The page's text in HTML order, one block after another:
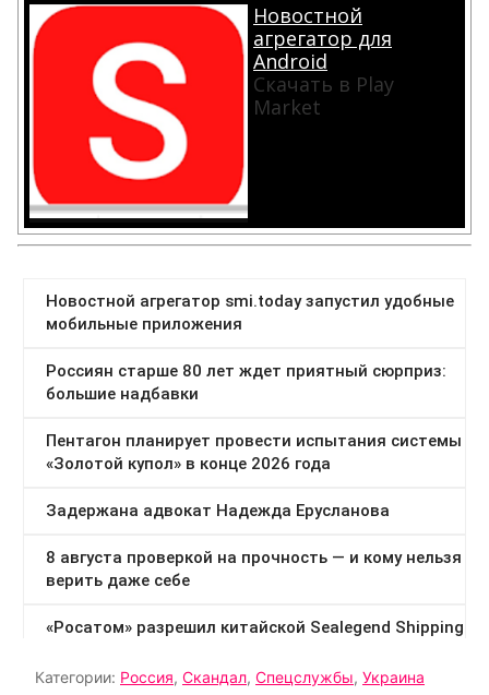
Новостной
агрегатор для
Android
Скачать в Play
Market
Категории: Россия, Скандал, Спецслужбы, Украина